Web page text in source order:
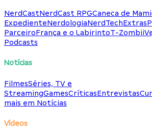
NerdCastNerdCast RPGCaneca de
ExpedienteNerdologiaNerdTechExtras
ParceiroFrança e o LabirintoT-Zombii
Podcasts
Notícias
FilmesSéries, TV e
StreamingGamesCríticasEntrevistas
mais em Notícias
Vídeos